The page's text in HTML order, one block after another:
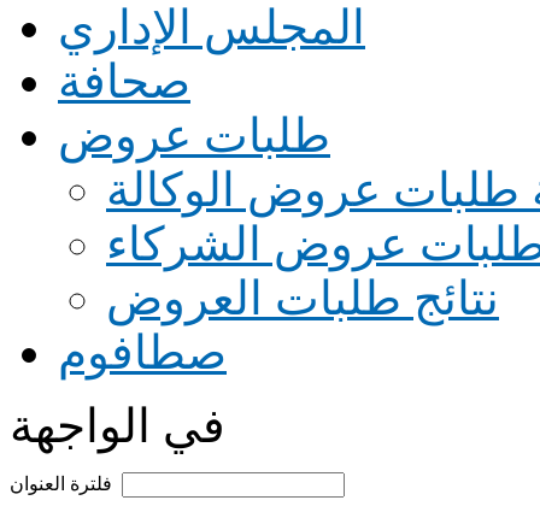
المجلس الإداري
صحافة
طلبات عروض
طلبات عروض الوكالة
طلبات عروض الشركاء
نتائج طلبات العروض
صطافوم
في الواجهة